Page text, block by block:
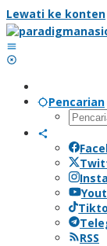
Lewati ke konten
Pencarian
RSS